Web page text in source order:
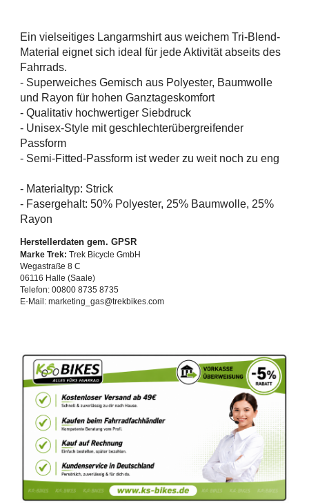
Ein vielseitiges Langarmshirt aus weichem Tri-Blend-
Material eignet sich ideal für jede Aktivität abseits des
Fahrrads.
- Superweiches Gemisch aus Polyester, Baumwolle
und Rayon für hohen Ganztageskomfort
- Qualitativ hochwertiger Siebdruck
- Unisex-Style mit geschlechterübergreifender
Passform
- Semi-Fitted-Passform ist weder zu weit noch zu eng
- Materialtyp: Strick
- Fasergehalt: 50% Polyester, 25% Baumwolle, 25%
Rayon
Herstellerdaten gem. GPSR
Marke Trek: Trek Bicycle GmbH
Wegastraße 8 C
06116 Halle (Saale)
Telefon: 00800 8735 8735
E-Mail: marketing_gas@trekbikes.com